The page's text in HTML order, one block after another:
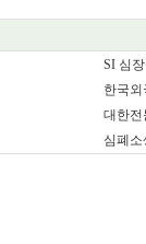
SI 심
한국
대한전
심폐소